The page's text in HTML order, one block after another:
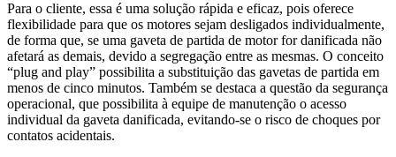
Para o cliente, essa é uma solução rápida e eficaz, pois oferece
flexibilidade para que os motores sejam desligados individualmente,
de forma que, se uma gaveta de partida de motor for danificada não
afetará as demais, devido a segregação entre as mesmas. O conceito
“plug and play” possibilita a substituição das gavetas de partida em
menos de cinco minutos. Também se destaca a questão da segurança
operacional, que possibilita à equipe de manutenção o acesso
individual da gaveta danificada, evitando-se o risco de choques por
contatos acidentais.